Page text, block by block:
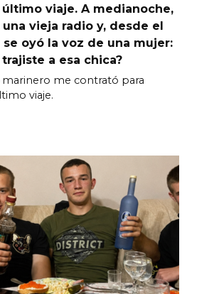
último viaje. A medianoche,
vieja radio y, desde el
oyó la voz de una mujer:
a esa chica?
marinero me contrató para
viaje.